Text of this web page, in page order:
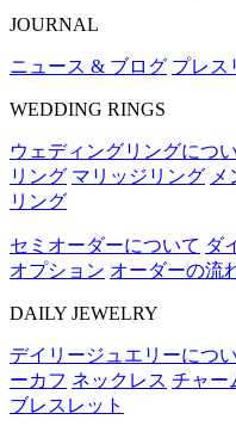
JOURNAL
ニュース & ブログ プレス
WEDDING RINGS
ウェディングリングにつ
リング マリッジリング
リング
セミオーダーについて ダ
オプション オーダーの流
DAILY JEWELRY
デイリージュエリーにつ
ーカフ ネックレス チャー
ブレスレット